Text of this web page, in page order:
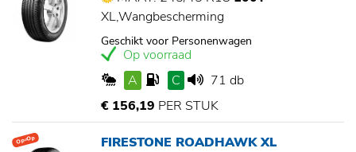
XL,Wangbescherming
Geschikt voor Personenwagen
Op voorraad
A
C
71 db
€ 156,19 PER STUK
Op=Op
FIRESTONE ROADHAWK XL